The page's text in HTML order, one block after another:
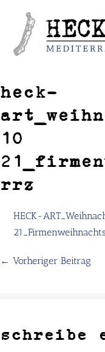
Weiter
Inhalt
heck-
10
rrz
HECK-
← Vorheriger Beitrag
schreibe